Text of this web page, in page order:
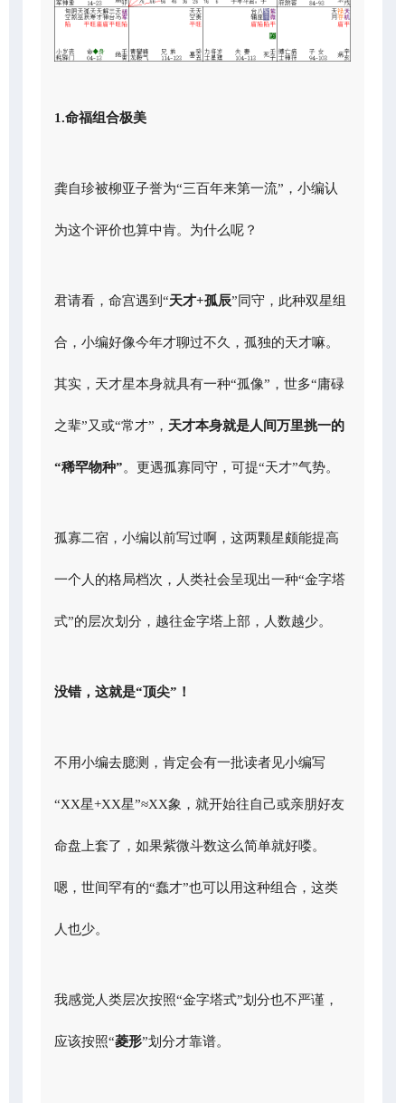
1.命福组合极美
龚自珍被柳亚子誉为“三百年来第一流”，小编认
为这个评价也算中肯。为什么呢？
君请看，命宫遇到“天才+孤辰”同守，此种双星组
合，小编好像今年才聊过不久，孤独的天才嘛。
其实，天才星本身就具有一种“孤像”，世多“庸碌
之辈”又或“常才”， 天才本身就是人间万里挑一的
“稀罕物种”。更遇孤寡同守，可提“天才”气势。
孤寡二宿，小编以前写过啊，这两颗星颇能提高
一个人的格局档次，人类社会呈现出一种“金字塔
式”的层次划分，越往金字塔上部，人数越少。
没错，这就是“顶尖”！
不用小编去臆测，肯定会有一批读者见小编写
“XX星+XX星”≈XX象，就开始往自己或亲朋好友
命盘上套了，如果紫微斗数这么简单就好喽。
嗯，世间罕有的“蠢才”也可以用这种组合，这类
人也少。
我感觉人类层次按照“金字塔式”划分也不严谨，
应该按照“菱形”划分才靠谱。